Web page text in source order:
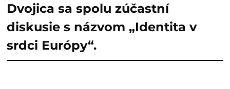
Dvojica sa spolu zúčastní
diskusie s názvom „Identita v
srdci Európy“.